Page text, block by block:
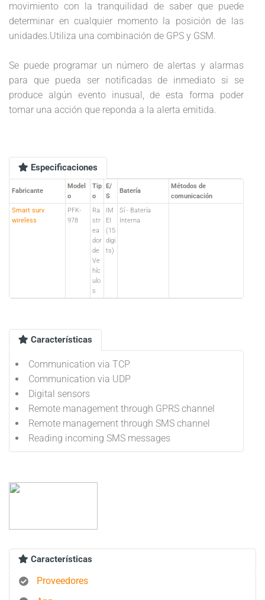
movimiento con la tranquilidad de saber que puede
determinar en cualquier momento la posición de las
unidades.Utiliza una combinación de GPS y GSM.
Se puede programar un número de alertas y alarmas
para que pueda ser notificadas de inmediato si se
produce algún evento inusual, de esta forma poder
tomar una acción que reponda a la alerta emitida.
Especificaciones
Fabricante
Model
o
Tip
o
E/
S
Batería
Métodos de
comunicación
Smart surv
wireless
PFK-
978
Ra
str
ea
dor
de
Ve
híc
ulo
s
IM
EI
(15
digi
ts)
Sí - Batería
Interna
Características
Communication via TCP
Communication via UDP
Digital sensors
Remote management through GPRS channel
Remote management through SMS channel
Reading incoming SMS messages
Características
Proveedores